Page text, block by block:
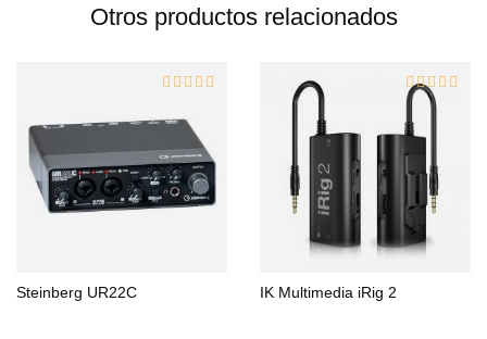
Otros productos relacionados
Steinberg UR22C IK Multimedia iRig 2